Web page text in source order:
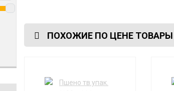
ПОХОЖИЕ ПО ЦЕНЕ ТОВАРЫ